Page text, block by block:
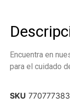
Encuentra en
para el cuidado
SKU